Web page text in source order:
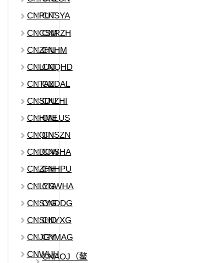
CNPUTCNSYA
CNCSM
CNRZH
CNZHU
CNHM
CNLUOCNQHD
CNTAZCNDAL
CNSDU
CNZHI
CNHME
CNLUS
CNQINCNSZN
CNDCW
CNSHA
CNZHHCNHPU
CNLYGCNWHA
CNSYGCNDDG
CNSHDCNYXG
CNJGYCNMAG
CNWUHCNAOJ（鳌